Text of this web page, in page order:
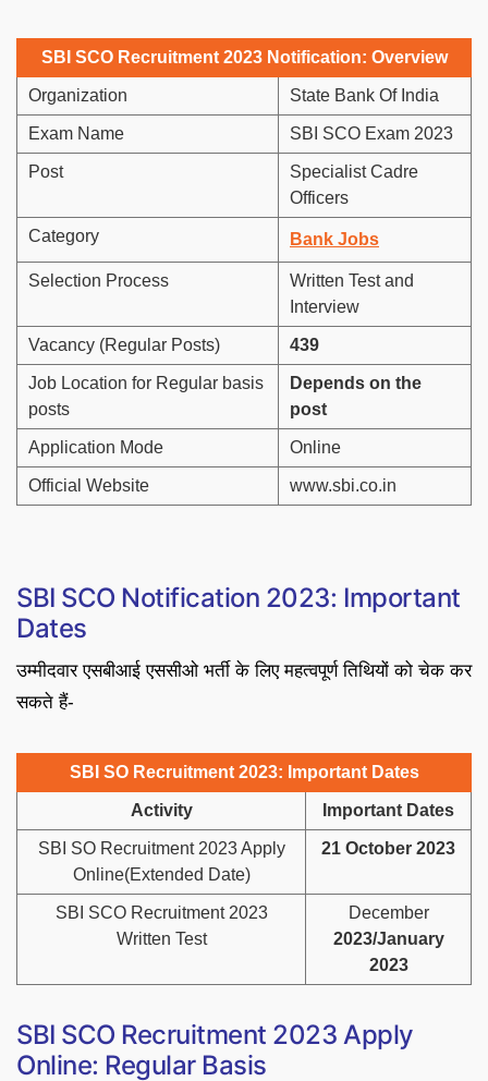
SBI SCO Recruitment 2023 Notification: Overview
Organization State Bank Of India
Exam Name SBI SCO Exam 2023
Post
Specialist Cadre
Officers
Category Bank Jobs
Selection Process
Written Test and
Interview
Vacancy (Regular Posts) 439
Job Location for Regular basis
posts
Depends on the
post
Application Mode Online
Official Website www.sbi.co.in
SBI SCO Notification 2023: Important
Dates
उम्मीदवार एसबीआई एससीओ भर्ती के लिए महत्वपूर्ण तिथियों को चेक कर
सकते हैं-
SBI SO Recruitment 2023: Important Dates
Activity Important Dates
SBI SO Recruitment 2023 Apply
Online(Extended Date)
21 October 2023
SBI SCO Recruitment 2023
Written Test
December
2023/January
2023
SBI SCO Recruitment 2023 Apply
Online: Regular Basis